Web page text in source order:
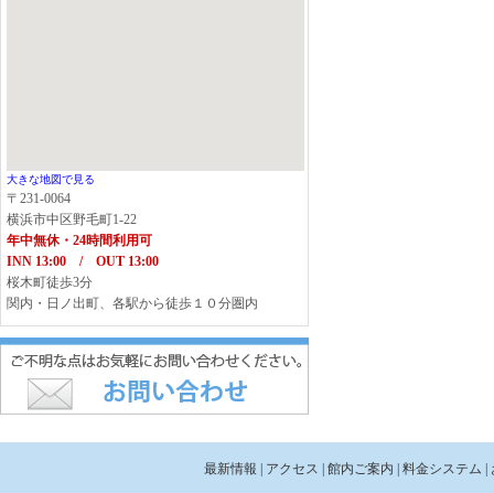
大きな地図で見る
〒231-0064
横浜市中区野毛町1-22
年中無休・24時間利用可
INN 13:00 / OUT 13:00
桜木町徒歩3分
関内・日ノ出町、各駅から徒歩１０分圏内
最新情報 | アクセス | 館内ご案内 | 料金システム